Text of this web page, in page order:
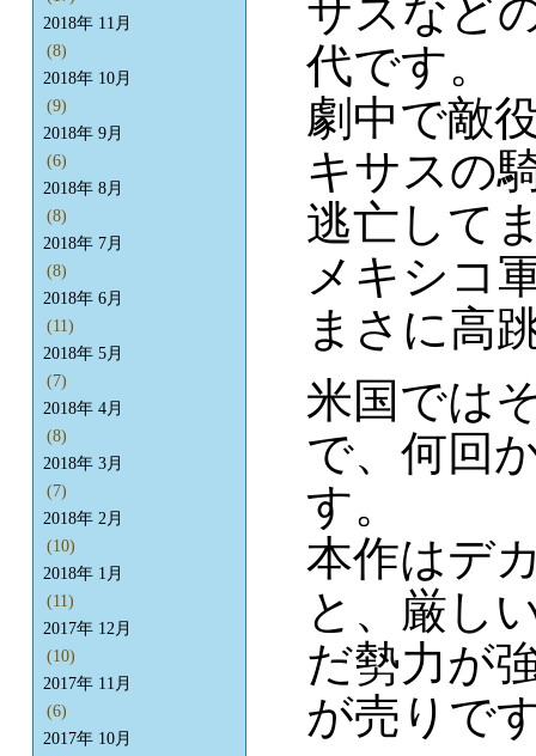
サスなど
代です。
劇中で敵
キサスの
逃亡して
メキシコ
まさに高
米国では
で、何回
す。
本作はデ
と、厳し
だ勢力が
が売りで
2018年 11月
(8)
2018年 10月
(9)
2018年 9月
(6)
2018年 8月
(8)
2018年 7月
(8)
2018年 6月
(11)
2018年 5月
(7)
2018年 4月
(8)
2018年 3月
(7)
2018年 2月
(10)
2018年 1月
(11)
2017年 12月
(10)
2017年 11月
(6)
2017年 10月